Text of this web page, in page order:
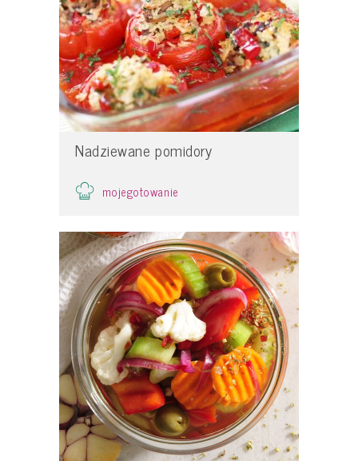
Nadziewane pomidory
mojegotowanie